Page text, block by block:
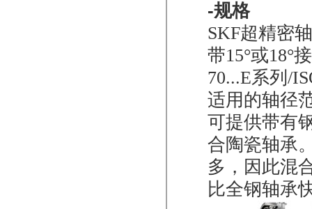
-规格
SKF超精密
带15°或18°
70...E系列/
适用的轴径
可提供带有
合陶瓷轴承
多，因此混
比全钢轴承